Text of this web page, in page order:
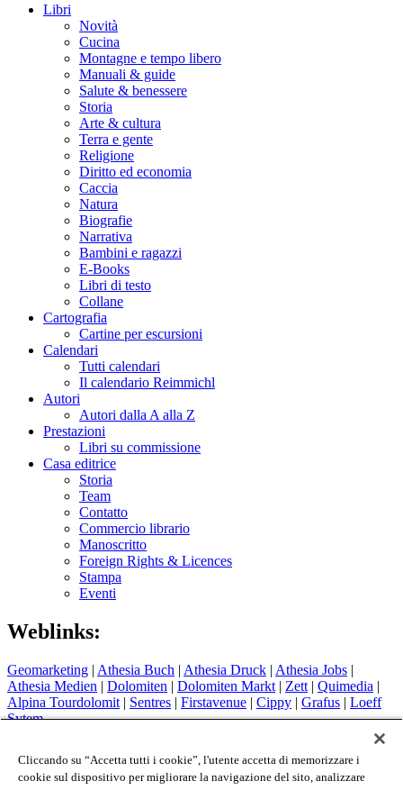
Libri
Novità
Cucina
Montagne e tempo libero
Manuali & guide
Salute & benessere
Storia
Arte & cultura
Terra e gente
Religione
Diritto ed economia
Caccia
Natura
Biografie
Narrativa
Bambini e ragazzi
E-Books
Libri di testo
Collane
Cartografia
Cartine per escursioni
Calendari
Tutti calendari
Il calendario Reimmichl
Autori
Autori dalla A alla Z
Prestazioni
Libri su commissione
Casa editrice
Storia
Team
Contatto
Commercio librario
Manoscritto
Foreign Rights & Licences
Stampa
Eventi
Weblinks:
Geomarketing | Athesia Buch | Athesia Druck | Athesia Jobs |
Athesia Medien | Dolomiten | Dolomiten Markt | Zett | Quimedia |
Alpina Tourdolomit | Sentres | Firstavenue | Cippy | Grafus | Loeff
Sytem
Colophon
Cliccando su “Accetta tutti i cookie”, l'utente accetta di memorizzare i
cookie sul dispositivo per migliorare la navigazione del sito, analizzare